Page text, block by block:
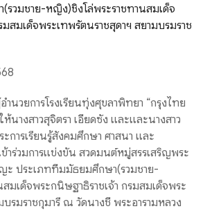
วมชาย-หญิง)ชิงโล่พระราชทานสมเด็จ
สมเด็จพระเทพรัตนราชสุดาฯ สยามบรมราช
นวยการโรงเรียนทุ่งศุขลาพิทยา “กรุงไทย
นางสาวสุจิตรา เอียดซัง และและนางสาว
ะการเรียนรู้สังคมศึกษา ศาสนา และ
าร่วมการแข่งขัน สวดมนต์หมู่สรรเสริญพระ
ประเภททีมมัธยมศึกษา(รวมชาย-
มเด็จพระกนิษฐาธิราชเจ้า กรมสมเด็จพระ
รมราชกุมารี ณ วัดนางชี พระอารามหลวง